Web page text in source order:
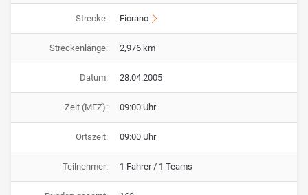
Strecke: Fiorano
Streckenlänge: 2,976 km
Datum: 28.04.2005
Zeit (MEZ): 09:00 Uhr
Ortszeit: 09:00 Uhr
Teilnehmer: 1 Fahrer / 1 Teams